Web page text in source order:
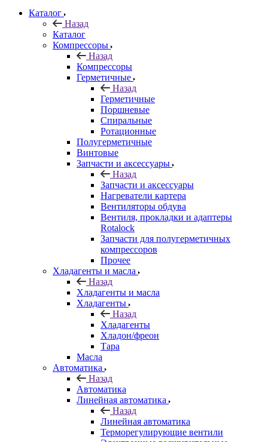
Каталог
Назад
Каталог
Компрессоры
Назад
Компрессоры
Герметичные
Назад
Герметичные
Поршневые
Спиральные
Ротационные
Полугерметичные
Винтовые
Запчасти и аксессуары
Назад
Запчасти и аксессуары
Нагреватели картера
Вентиляторы обдува
Вентиля, прокладки и адаптеры
Rotalock
Запчасти для полугерметичных
компрессоров
Прочее
Хладагенты и масла
Назад
Хладагенты и масла
Хладагенты
Назад
Хладагенты
Хладон/фреон
Тара
Масла
Автоматика
Назад
Автоматика
Линейная автоматика
Назад
Линейная автоматика
Терморегулирующие вентили